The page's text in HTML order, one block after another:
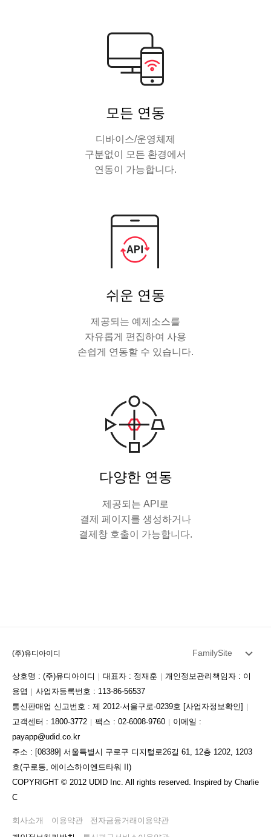
모든 연동
디바이스/운영체제
구분없이 모든 환경에서
연동이 가능합니다.
쉬운 연동
제공되는 예제소스를
자유롭게 편집하여 사용
손쉽게 연동할 수 있습니다.
다양한 연동
제공되는 API로
결제 페이지를 생성하거나
결제창 호출이 가능합니다.
(주)유디아이디 FamilySite
상호명 : (주)유디아이디 대표자 : 정재훈
개인정보관리책임자 : 이
용엽
사업자등록번호 : 113-86-56537
통신판매업 신고번호 : 제 2012-서울구로-0239호 [사업자정보확인]
고객센터 : 1800-3772
팩스 : 02-6008-9760
이메일 :
payapp@udid.co.kr
주소 : [08389] 서울특별시 구로구 디지털로26길 61, 12층 1202, 1203
호(구로동, 에이스하이엔드타워 II)
COPYRIGHT © 2012 UDID Inc. All rights reserved. Inspired by Charlie
C
회사소개 이용약관 전자금융거래이용약관